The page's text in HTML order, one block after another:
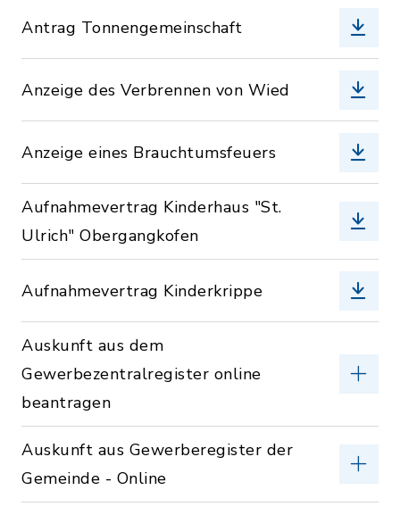
Antrag Tonnengemeinschaft
Anzeige des Verbrennen von Wied
Anzeige eines Brauchtumsfeuers
Aufnahmevertrag Kinderhaus "St.
Ulrich" Obergangkofen
Aufnahmevertrag Kinderkrippe
Auskunft aus dem
Gewerbezentralregister online
beantragen
Auskunft aus Gewerberegister der
Gemeinde - Online